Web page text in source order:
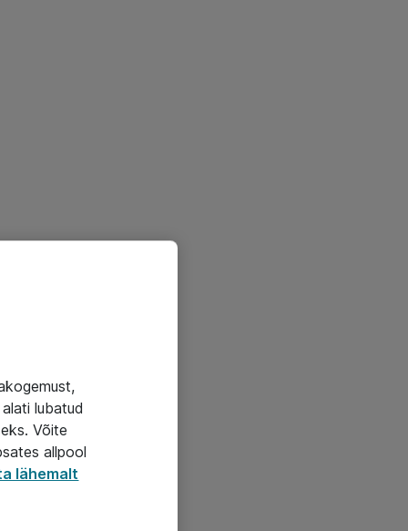
lubatud
Võite
allpool
lähemalt